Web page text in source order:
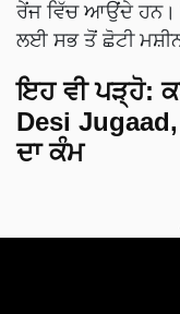
ਰੇਂਜ ਵਿੱਚ ਆਉਂਦੇ ਹਨ।
ਲਈ ਸਭ ਤੋਂ ਛੋਟੀ ਮਸ਼ੀਨ
ਇਹ ਵੀ ਪੜ੍ਹੋ:
Desi
ਦਾ ਕੰਮ